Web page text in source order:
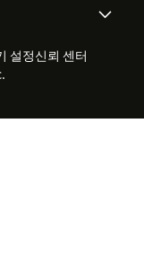
포털
Foundation
트
통합 티켓 관리 소
설정신뢰 센터